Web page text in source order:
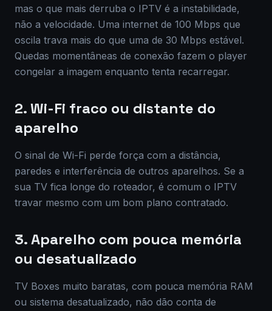
mas o que mais derruba o IPTV é a instabilidade,
não a velocidade. Uma internet de 100 Mbps que
oscila trava mais do que uma de 30 Mbps estável.
Quedas momentâneas de conexão fazem o player
congelar a imagem enquanto tenta recarregar.
2. Wi-Fi fraco ou distante do
aparelho
O sinal de Wi-Fi perde força com a distância,
paredes e interferência de outros aparelhos. Se a
sua TV fica longe do roteador, é comum o IPTV
travar mesmo com um bom plano contratado.
3. Aparelho com pouca memória
ou desatualizado
TV Boxes muito baratas, com pouca memória RAM
ou sistema desatualizado, não dão conta de